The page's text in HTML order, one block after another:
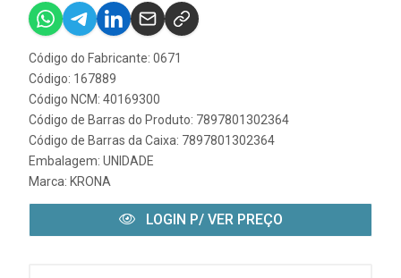
Código do Fabricante: 0671
Código: 167889
Código NCM: 40169300
Código de Barras do Produto: 7897801302364
Código de Barras da Caixa: 7897801302364
Embalagem: UNIDADE
Marca: KRONA
LOGIN P/ VER PREÇO